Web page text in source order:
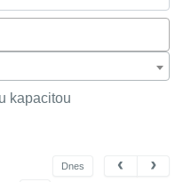
kapacitou
Dnes